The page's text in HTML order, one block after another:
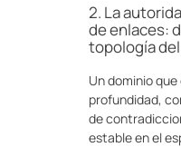
2. La
de enlaces:
topología
Un dominio
profundidad,
de
estable en el